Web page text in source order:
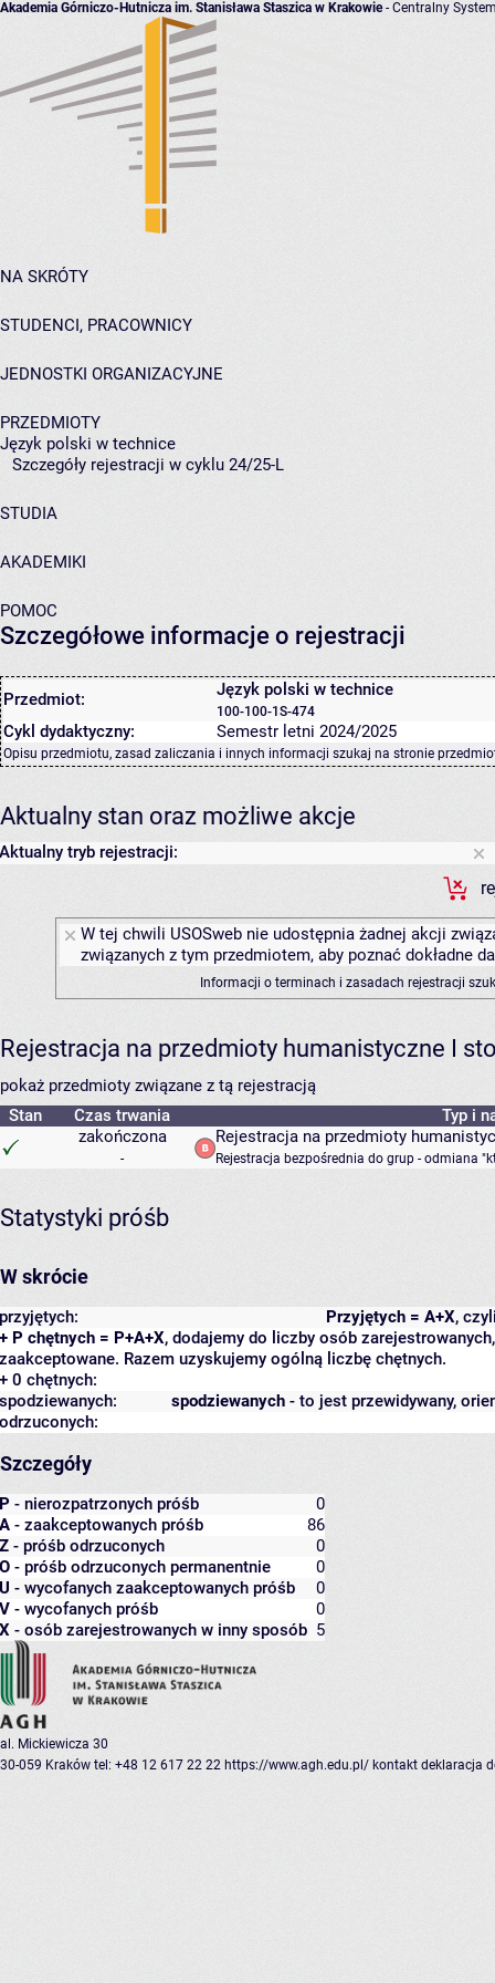
Akademia Górniczo-Hutnicza im. Stanisława Staszica w Krakowie- Centralny
NA SKRÓTY
STUDENCI, PRACOWNICY
JEDNOSTKI ORGANIZACYJNE
PRZEDMIOTY
Język polski w technice
Szczegóły rejestracji w cyklu 24/25-L
STUDIA
AKADEMIKI
POMOC
Szczegółowe informacje o rejestracji
Przedmiot: Język polski w technice
100-100-1S-474
Cykl dydaktyczny: Semestr letni 2024/2025
Opisu przedmiotu, zasad zaliczania i innych informacji szukaj na stronie
Aktualny stan oraz możliwe akcje
Aktualny tryb rejestracji:
W tej chwili USOSweb nie udostępnia żadnej akcji
związanych z tym przedmiotem, aby poznać dokładne
Informacji o terminach i zasadach rejestracji
Rejestracja na przedmioty humanistyczne I
pokaż przedmioty związane z tą rejestracją
Stan
Czas trwania
Typ i
zakończona
-
Rejestracja na przedmioty
Rejestracja bezpośrednia do grup - odmiana
Statystyki próśb
W skrócie
Przyjętych = A+X,
przyjętych:
+ P chętnych = P+A+X, dodajemy do liczby osób
zaakceptowane. Razem uzyskujemy ogólną liczbę chętnych.
+ 0 chętnych:
spodziewanych - to jest przewidywany,
spodziewanych:
odrzuconych:
Szczegóły
P - nierozpatrzonych próśb
0
A - zaakceptowanych próśb
86
Z - próśb odrzuconych
0
O - próśb odrzuconych permanentnie
0
U - wycofanych zaakceptowanych próśb
0
V - wycofanych próśb
0
X - osób zarejestrowanych w inny sposób 5
al. Mickiewicza 30
30-059 Kraków tel: +48 12 617 22 22 https://www.agh.edu.pl/ kontakt deklaracja